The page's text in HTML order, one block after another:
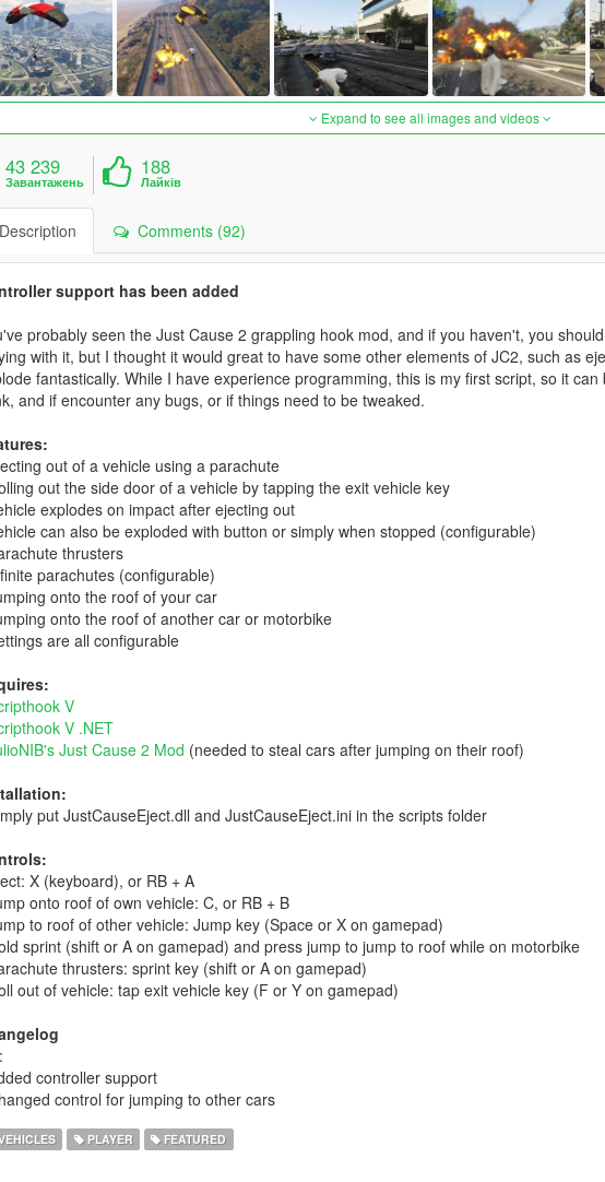
Expand to see all images and videos
43 239
Завантажень
188
Лайків
Comments (92)
support has been added
probably seen the Just Cause 2 grappling hook mod, and if you haven't, you
with it, but I thought it would great to have some other elements of JC2, such as
fantastically. While I have experience programming, this is my first script, so it
and if encounter any bugs, or if things need to be tweaked.
out of a vehicle using a parachute
out the side door of a vehicle by tapping the exit vehicle key
explodes on impact after ejecting out
can also be exploded with button or simply when stopped (configurable)
thrusters
parachutes (configurable)
onto the roof of your car
onto the roof of another car or motorbike
are all configurable
V
V .NET
Just Cause 2 Mod (needed to steal cars after jumping on their roof)
put JustCauseEject.dll and JustCauseEject.ini in the scripts folder
X (keyboard), or RB + A
onto roof of own vehicle: C, or RB + B
to roof of other vehicle: Jump key (Space or X on gamepad)
sprint (shift or A on gamepad) and press jump to jump to roof while on motorbike
thrusters: sprint key (shift or A on gamepad)
out of vehicle: tap exit vehicle key (F or Y on gamepad)
controller support
control for jumping to other cars
PLAYER FEATURED